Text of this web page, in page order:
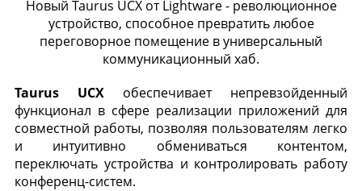
Новый Taurus UCX от Lightware - революционное
устройство, способное превратить любое
переговорное помещение в универсальный
коммуникационный хаб.
Taurus UCX обеспечивает непревзойденный
функционал в сфере реализации приложений для
совместной работы, позволяя пользователям легко
и интуитивно обмениваться контентом,
переключать устройства и контролировать работу
конференц-систем.